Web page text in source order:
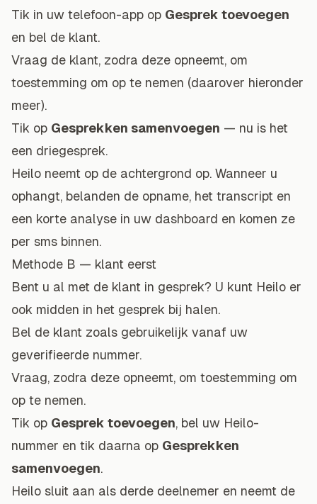
Tik in uw telefoon-app op Gesprek toevoegen
en bel de klant.
Vraag de klant, zodra deze opneemt, om
toestemming om op te nemen (daarover hieronder
meer).
Tik op Gesprekken samenvoegen — nu is het
een driegesprek.
Heilo neemt op de achtergrond op. Wanneer u
ophangt, belanden de opname, het transcript en
een korte analyse in uw dashboard en komen ze
per sms binnen.
Methode B — klant eerst
Bent u al met de klant in gesprek? U kunt Heilo er
ook midden in het gesprek bij halen.
Bel de klant zoals gebruikelijk vanaf uw
geverifieerde nummer.
Vraag, zodra deze opneemt, om toestemming om
op te nemen.
Tik op Gesprek toevoegen, bel uw Heilo-
nummer en tik daarna op Gesprekken
samenvoegen.
Heilo sluit aan als derde deelnemer en neemt de